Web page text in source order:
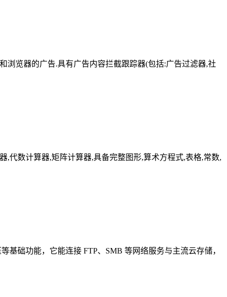
浏览器的广告.具有广告内容拦截跟踪器(包括:广告过滤器,社
,代数计算器,矩阵计算器,具备完整图形,算术方程式,表格,常数,
基础功能，它能连接 FTP、SMB 等网络服务与主流云存储，